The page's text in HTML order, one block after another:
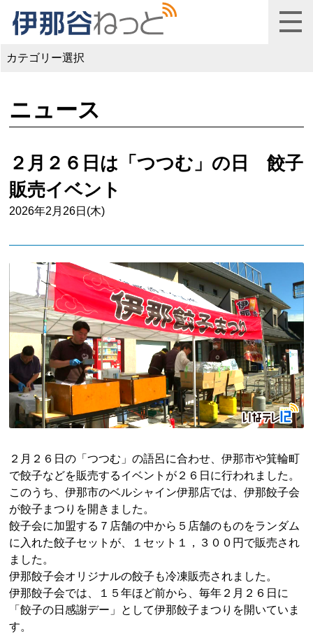
カテゴリー選択
ニュース
２月２６日は「つつむ」の日 餃子
販売イベント
2026年2月26日(木)
２月２６日の「つつむ」の語呂に合わせ、伊那市や箕輪町
で餃子などを販売するイベントが２６日に行われました。
このうち、伊那市のベルシャイン伊那店では、伊那餃子会
が餃子まつりを開きました。
餃子会に加盟する７店舗の中から５店舗のものをランダム
に入れた餃子セットが、１セット１，３００円で販売され
ました。
伊那餃子会オリジナルの餃子も冷凍販売されました。
伊那餃子会では、１５年ほど前から、毎年２月２６日に
「餃子の日感謝デー」として伊那餃子まつりを開いていま
す。